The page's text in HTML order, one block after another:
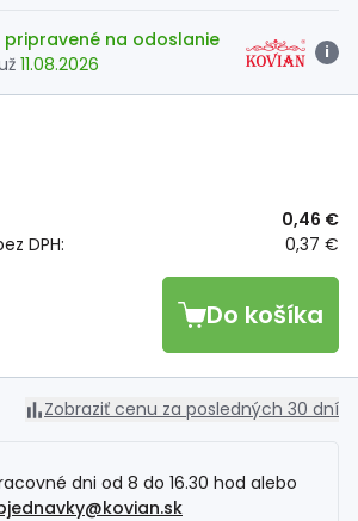
pripravené na odoslanie
11.08.2026
i
DPH: 0,37 €
0,46 €
Do košíka
Zobraziť cenu za posledných 30 dní
dni od 8 do 16.30 hod alebo